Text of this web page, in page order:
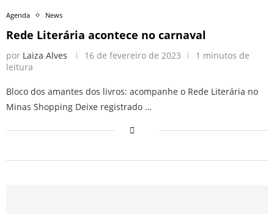
Agenda News
Rede Literária acontece no carnaval
por Laiza Alves 16 de fevereiro de 2023
1 minutos de
leitura
Bloco dos amantes dos livros: acompanhe o Rede Literária no
Minas Shopping Deixe registrado …